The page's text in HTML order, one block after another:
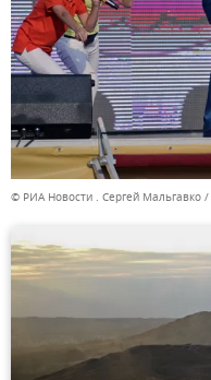
© РИА Новости . Сергей Мальгавко